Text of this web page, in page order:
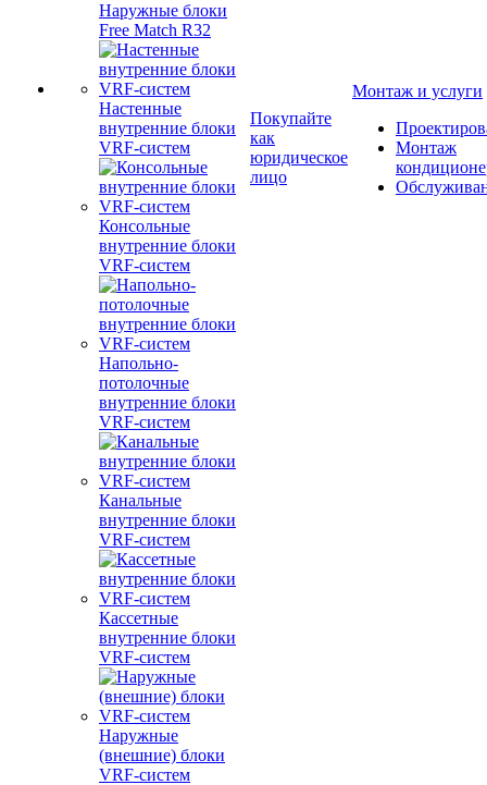
Наружные блоки
Free Match R32
Настенные
внутренние блоки
VRF-систем
Консольные
внутренние блоки
VRF-систем
Напольно-
потолочные
внутренние блоки
VRF-систем
Канальные
внутренние блоки
VRF-систем
Кассетные
внутренние блоки
VRF-систем
Наружные
(внешние) блоки
VRF-систем
Покупайте
как
юридическое
лицо
Монтаж и услуги
Монтаж